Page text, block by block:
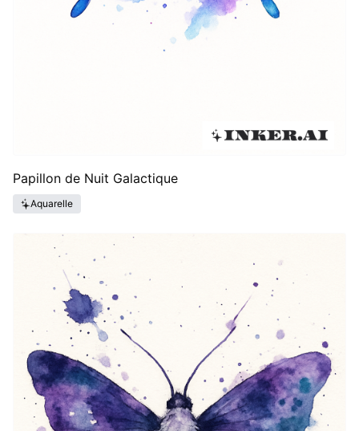
Papillon de Nuit Galactique
Aquarelle